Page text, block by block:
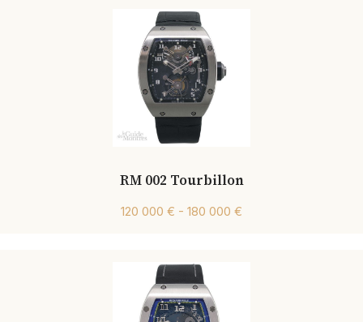
RM 002 Tourbillon
120 000 € - 180 000 €